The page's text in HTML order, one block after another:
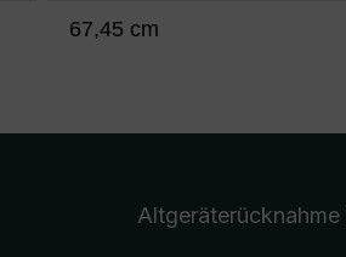
67,45 cm
Altgeräterücknahme